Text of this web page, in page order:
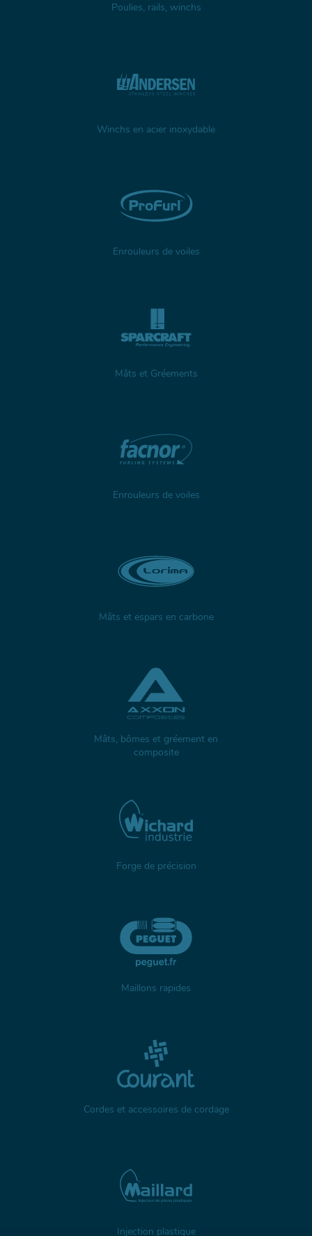
Poulies, rails, winchs
Winchs en acier inoxydable
Enrouleurs de voiles
Mâts et Gréements
Enrouleurs de voiles
Mâts et espars en carbone
Mâts, bômes et gréement en
composite
Forge de précision
Maillons rapides
Cordes et accessoires de cordage
Injection plastique